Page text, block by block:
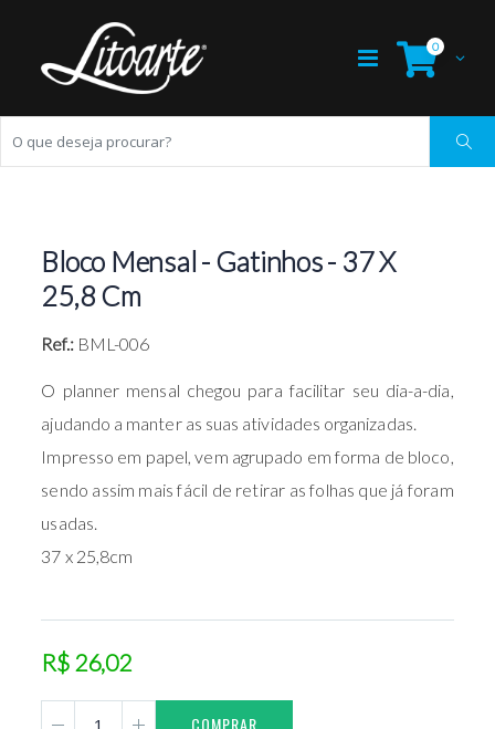
0
Bloco Mensal - Gatinhos - 37 X
25,8 Cm
Ref.: BML-006
O planner mensal chegou para facilitar seu dia-a-dia,
ajudando a manter as suas atividades organizadas.
Impresso em papel, vem agrupado em forma de bloco,
sendo assim mais fácil de retirar as folhas que já foram
usadas.
37 x 25,8cm
R$ 26,02